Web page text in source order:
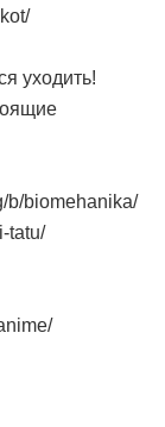
уходить!
b/biomehanika/
tatu/